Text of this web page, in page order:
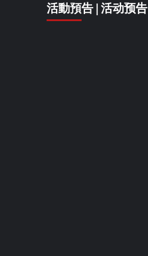
活動預告 | 活动预告